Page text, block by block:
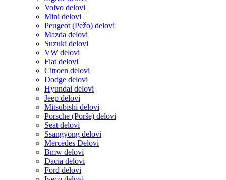
Volvo delovi
Mini delovi
Peugeot (Pežo) delovi
Mazda delovi
Suzuki delovi
VW delovi
Fiat delovi
Citroen delovi
Dodge delovi
Hyundai delovi
Jeep delovi
Mitsubishi delovi
Porsche (Porše) delovi
Seat delovi
Ssangyong delovi
Mercedes Delovi
Bmw delovi
Dacia delovi
Ford delovi